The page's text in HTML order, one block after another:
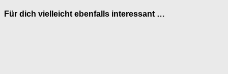
Für dich vielleicht ebenfalls interessant …